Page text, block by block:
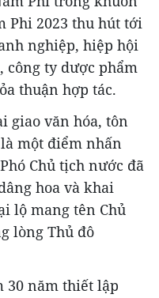
Phi 2023 thu hút tới
nghiệp, hiệp hội
công ty dược phẩm
thuận hợp tác.
giao văn hóa, tôn
một điểm nhấn
Chủ tịch nước đã
hoa và khai
lộ mang tên Chủ
lòng Thủ đô
30 năm thiết lập